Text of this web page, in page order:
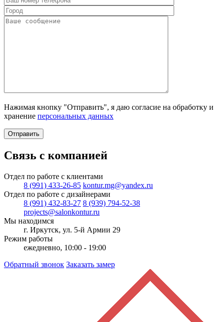
Нажимая кнопку "Отправить", я даю согласие на обработку и
хранение персональных данных
Отправить
Связь с компанией
Отдел по работе с клиентами
8 (991) 433-26-85 kontur.mg@yandex.ru
Отдел по работе с дизайнерами
8 (991) 432-83-27 8 (939) 794-52-38
projects@salonkontur.ru
Мы находимся
г. Иркутск, ул. 5-й Армии 29
Режим работы
ежедневно, 10:00 - 19:00
Обратный звонок Заказать замер